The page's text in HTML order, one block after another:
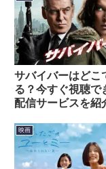
サバイバーはどこ
る？今すぐ視聴で
配信サービスを紹
映画